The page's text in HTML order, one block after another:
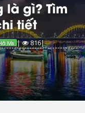
là gì? Tìm
tiết
Ms | 816|